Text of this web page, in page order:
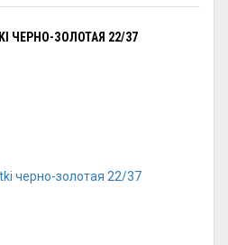
ЧЕРНО-ЗОЛОТАЯ 22/37